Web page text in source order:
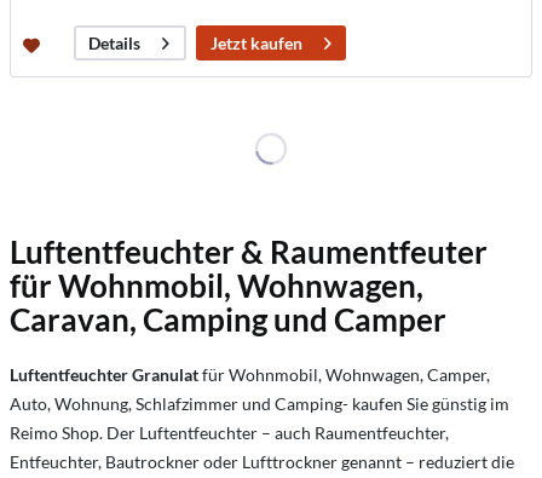
Details Jetzt kaufen
Luftentfeuchter & Raumentfeuter
für Wohnmobil, Wohnwagen,
Caravan, Camping und Camper
Luftentfeuchter Granulatfür Wohnmobil, Wohnwagen, Camper,
Auto, Wohnung, Schlafzimmer und Camping- kaufen Sie günstig im
Reimo Shop. Der Luftentfeuchter – auch Raumentfeuchter,
Entfeuchter, Bautrockner oder Lufttrockner genannt – reduziert die